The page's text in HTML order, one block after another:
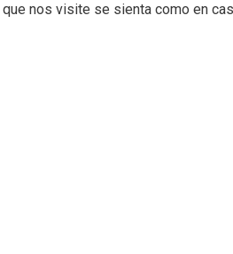
nos visite se sienta como en